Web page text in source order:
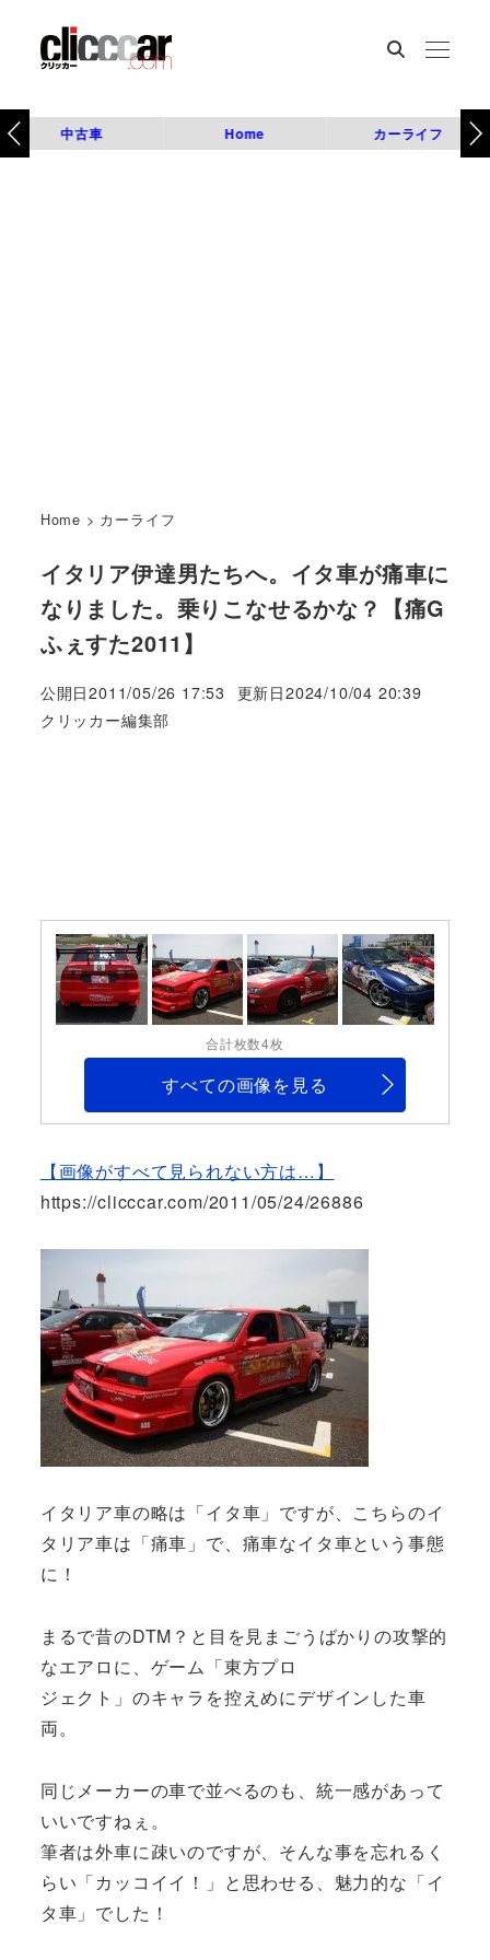
中古車 Home カーライフ
Home > カーライフ
イタリア伊達男たちへ。イタ車が痛車に
なりました。乗りこなせるかな？【痛G
ふぇすた2011】
公開日2011/05/26 17:53 更新日2024/10/04 20:39
著
クリッカー編集部
合計枚数4枚
すべての画像を見る
【画像がすべて見られない方は…】
https://clicccar.com/2011/05/24/26886
イタリア車の略は「イタ車」ですが、こちらのイ
タリア車は「痛車」で、痛車なイタ車という事態
に！
まるで昔のDTM？と目を見まごうばかりの攻撃的
なエアロに、ゲーム「東方プロ
ジェクト」のキャラを控えめにデザインした車
両。
同じメーカーの車で並べるのも、統一感があって
いいですねぇ。
筆者は外車に疎いのですが、そんな事を忘れるく
らい「カッコイイ！」と思わせる、魅力的な「イ
タ車」でした！